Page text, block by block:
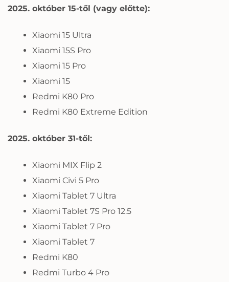
2025. október 15-től (vagy előtte):
Xiaomi 15 Ultra
Xiaomi 15S Pro
Xiaomi 15 Pro
Xiaomi 15
Redmi K80 Pro
Redmi K80 Extreme Edition
2025. október 31-től:
Xiaomi MIX Flip 2
Xiaomi Civi 5 Pro
Xiaomi Tablet 7 Ultra
Xiaomi Tablet 7S Pro 12.5
Xiaomi Tablet 7 Pro
Xiaomi Tablet 7
Redmi K80
Redmi Turbo 4 Pro